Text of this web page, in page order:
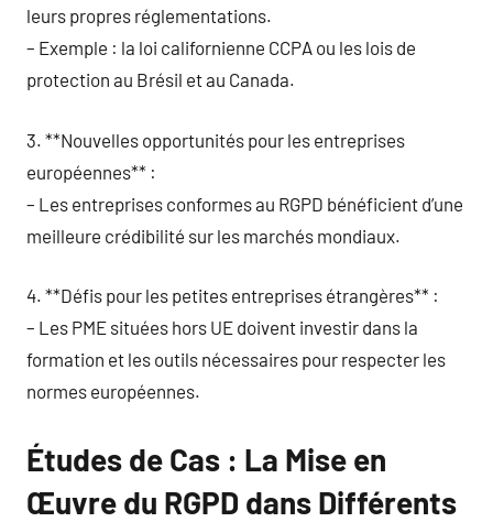
leurs propres réglementations.
– Exemple : la loi californienne CCPA ou les lois de
protection au Brésil et au Canada.
3. **Nouvelles opportunités pour les entreprises
européennes** :
– Les entreprises conformes au RGPD bénéficient d’une
meilleure crédibilité sur les marchés mondiaux.
4. **Défis pour les petites entreprises étrangères** :
– Les PME situées hors UE doivent investir dans la
formation et les outils nécessaires pour respecter les
normes européennes.
Études de Cas : La Mise en
Œuvre du RGPD dans Différents